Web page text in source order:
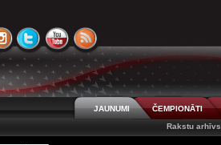
JAUNUMI ČEMPIONĀTI
Rakstu arhīvs